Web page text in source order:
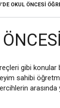
OKUL ÖNCESI
gibi konular
sahibi
arasında